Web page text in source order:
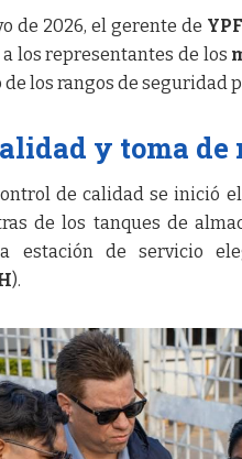
de 2026, el gerente de
los representantes de los
los rangos de seguridad
y toma de
de calidad se inició
de los tanques de
estación de servicio
).